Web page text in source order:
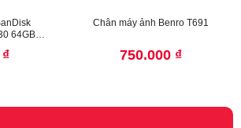
64GB
₫
Chân máy ảnh Benro T691
750.000 ₫